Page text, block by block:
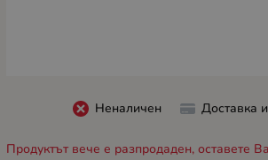
Неналичен Доставка
Продуктът вече е разпродаден, оставете